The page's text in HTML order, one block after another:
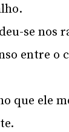
se nos
entre o
que ele